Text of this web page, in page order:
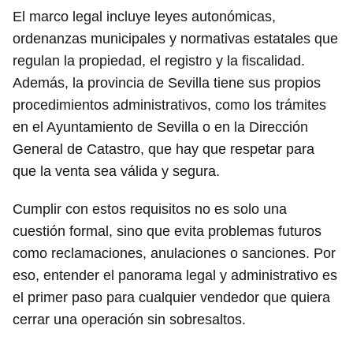
El marco legal incluye leyes autonómicas,
ordenanzas municipales y normativas estatales que
regulan la propiedad, el registro y la fiscalidad.
Además, la provincia de Sevilla tiene sus propios
procedimientos administrativos, como los trámites
en el Ayuntamiento de Sevilla o en la Dirección
General de Catastro, que hay que respetar para
que la venta sea válida y segura.
Cumplir con estos requisitos no es solo una
cuestión formal, sino que evita problemas futuros
como reclamaciones, anulaciones o sanciones. Por
eso, entender el panorama legal y administrativo es
el primer paso para cualquier vendedor que quiera
cerrar una operación sin sobresaltos.